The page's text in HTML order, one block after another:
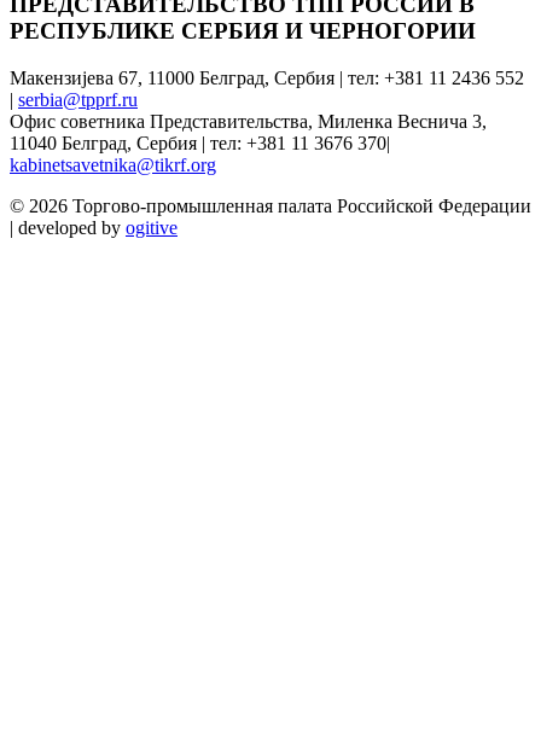
РЕСПУБЛИКЕ СЕРБИЯ И ЧЕРНОГОРИИ
Макензијева 67, 11000 Белград, Сербия | тел: +381 11 2436 552
| serbia@tpprf.ru
Офис советника Представительства, Миленка Веснича 3,
11040 Белград, Сербия | тел: +381 11 3676 370|
kabinetsavetnika@tikrf.org
© 2026 Торгово-промышленная палата Российской Федерации
| developed by ogitive